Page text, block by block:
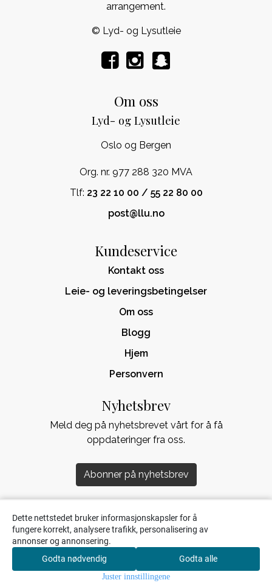
Søk
arrangement.
© Lyd- og Lysutleie
Om oss
Lyd- og Lysutleie
Oslo og Bergen
Org. nr. 977 288 320 MVA
Tlf: 23 22 10 00 / 55 22 80 00
post@llu.no
Kundeservice
Kontakt oss
Leie- og leveringsbetingelser
Om oss
Blogg
Hjem
Personvern
Nyhetsbrev
Meld deg på nyhetsbrevet vårt for å få
oppdateringer fra oss.
Abonner på nyhetsbrev
Dette nettstedet bruker informasjonskapsler for å
fungere korrekt, analysere trafikk, personalisering av
annonser og annonsering.
Godta nødvendig
Godta alle
Juster innstillingene